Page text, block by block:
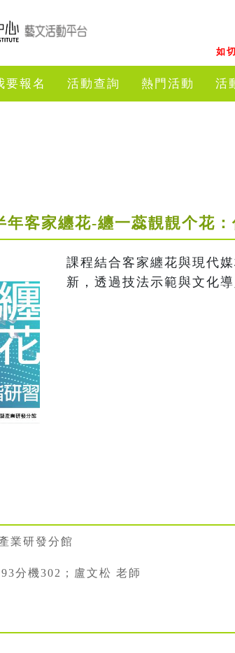
如
要報名 活動查詢 熱門活動 活
年客家纏花-纏一蕊靚靚个花
課程結合客家纏花與現代
新，透過技法示範與文化
業研發分館
分機302；盧文松 老師